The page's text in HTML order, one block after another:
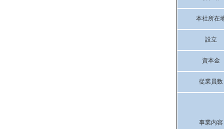
本社所在
設立
資本金
従業員数
事業内容